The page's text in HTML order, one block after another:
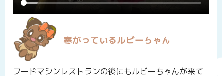
寒がっているルビーちゃん
フードマシンレストランの後にもルビーちゃんが来て